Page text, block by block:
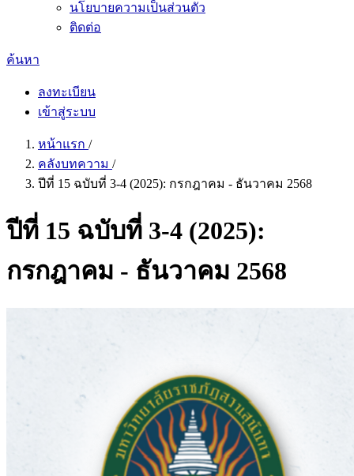
นโยบายความเป็นส่วนตัว
ติดต่อ
ค้นหา
ลงทะเบียน
เข้าสู่ระบบ
หน้าแรก /
คลังบทความ /
ปีที่ 15 ฉบับที่ 3-4 (2025): กรกฎาคม - ธันวาคม 2568
ปีที่ 15 ฉบับที่ 3-4 (2025):
กรกฎาคม - ธันวาคม 2568